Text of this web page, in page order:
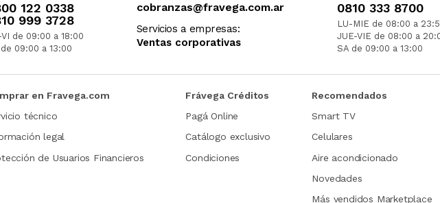
122 0338
999 3728
VI de 09:00 a 18:00
09:00 a 13:00
cobranzas@fravega.com.ar
Servicios a empresas:
Ventas corporativas
0810 333 8700
LU-MIE de 08:00 a
JUE-VIE de 08:00 a
SA de 09:00 a 13:00
en Fravega.com
técnico
legal
de Usuarios Financieros
Frávega Créditos
Pagá Online
Catálogo exclusivo
Condiciones
Recomendados
Smart TV
Celulares
Aire acondicionado
Novedades
Más vendidos Marketplace